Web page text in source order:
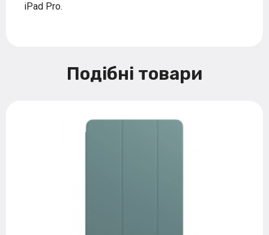
iPad Pro.
Подібні товари